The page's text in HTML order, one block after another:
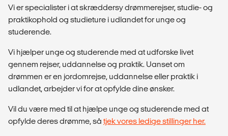
Vi er specialister i at skræddersy drømmerejser, studie- og
praktikophold og studieture i udlandet for unge og
studerende.
Vi hjælper unge og studerende med at udforske livet
gennem rejser, uddannelse og praktik. Uanset om
drømmen er en jordomrejse, uddannelse eller praktik i
udlandet, arbejder vi for at opfylde dine ønsker.
Vil du være med til at hjælpe unge og studerende med at
opfylde deres drømme, så tjek vores ledige stillinger her.